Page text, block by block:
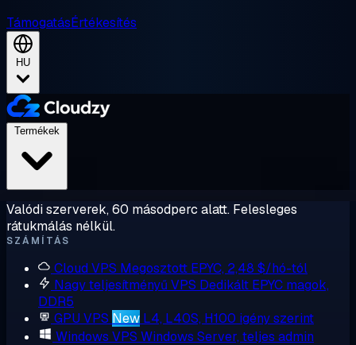
TámogatásÉrtékesítés
HU
Valódi szerverek, 60 másodperc alatt. Felesleges
rátukmálás nélkül.
SZÁMÍTÁS
Cloud VPS Megosztott EPYC, 2,48 $/hó-tól
Nagy teljesítményű VPS Dedikált EPYC magok,
DDR5
GPU VPS New L4, L40S, H100 igény szerint
Windows VPS Windows Server, teljes admin